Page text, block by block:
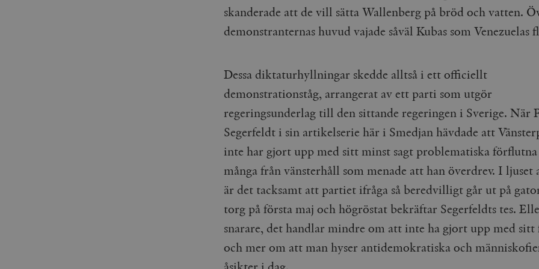
skanderade att de vill sätta Wallenberg på bröd och vatten.
demonstranternas huvud vajade såväl Kubas som Venezuelas
Dessa diktaturhyllningar skedde alltså i ett officiellt
demonstrationståg, arrangerat av ett parti som utgör
regeringsunderlag till den sittande regeringen i Sverige. När
Segerfeldt i sin artikelserie här i Smedjan hävdade att
inte har gjort upp med sitt minst sagt problematiska
många från vänsterhåll som menade att han överdrev. I ljuset
är det tacksamt att partiet ifråga så beredvilligt går ut på
torg på första maj och högröstat bekräftar Segerfeldts tes.
snarare, det handlar mindre om att inte ha gjort upp med
och mer om att man hyser antidemokratiska och
Inc.
timbro.se
ändras.
wp_woocommerce_session_[abcdef0123456789]
timbro.se 2 dagar
Inc.
.myfonts.net
minuter
Detta är fördelaktigt för webbplatsen
rapporter om användningen av deras
_hjAbsoluteSessionInProgress
Hotjar Ltd
.timbro.se
30
minuter
Cookien är inställd så att Hotjar kan
användarens resa för ett totalt antal
ingen identifierbar information.
Cloudflare
Inc.
minuter
Denna cookie används för att skilja
Detta är fördelaktigt för webbplatsen
rapporter om användningen av deras
Leverantör
Utgång Beskrivning
.timbro.se
månad
Detta cookie-namn är associerat med Google
en viktig uppdatering av Googles mer vanliga
används för att särskilja unika användare genom
slumpmässigt genererat nummer som
sidförfrågan på en webbplats och används för
Leverantör /
Utgång Beskrivning
.youtube.com
Denna cookie ställs in av YouTube för att spåra visningar av
VISITOR_INFO1_LIVE
Google LLC
.youtube.com
månader
Denna cookie ställs in av Youtube för att hålla reda på
Youtube-videor inbäddade i webbplatser; den kan också